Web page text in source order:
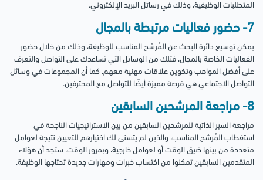
المتطلبات الوظيفية، وذلك في رسائل البريد الإلكتروني.
7- حضور فعاليات مرتبطة بالمجال
يمكن توسيع دائرة البحث عن المُرشح المناسب للوظيفة، وذلك من خلال حضور
الفعاليات الخاصة بالمجال، فتلك من الوسائل التي تساعدك على التواصل والتعرف
على أفضل المواهب وتكوين علاقات مهنية معهم. كما أن المجموعات في وسائل
التواصل الاجتماعي هي فرصة مميزة أيضًا للتواصل مع المحترفين.
8- مراجعة المرشحين السابقين
مراجعة السير الذاتية للمرشحين السابقين من بين الاستراتيجيات الناجحة في
استقطاب المُرشح المناسب، والذين لم يتسنى لك اختيارهم للتعيين نتيجة لعوامل
متعددة من بينها ضيق الوقت أو لعوامل خارجية، وبمرور الوقت، ستجد أن هؤلاء
المتقدمين السابقين تمكنوا من اكتساب خبرات ومهارات جديدة تحتاجها الوظيفة.